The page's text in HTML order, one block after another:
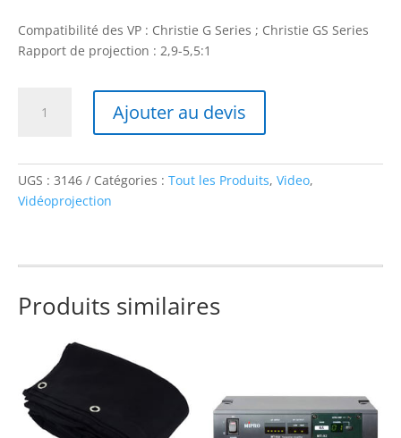
Compatibilité des VP : Christie G Series ; Christie GS Series
Rapport de projection : 2,9-5,5:1
longue
2,9-
VP
G-
Series
Ajouter au devis
UGS : 3146 Catégories : Tout les Produits, Video,
Vidéoprojection
Produits similaires